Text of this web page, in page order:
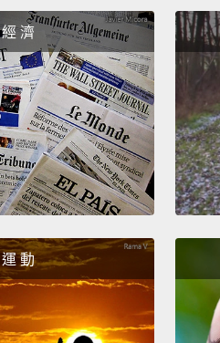
Excuse me. Did did you
不好意思。你需要幫忙嗎？
Um...no, sorry, I was
呃...沒有，不好意思，我在和
Okay.
I'll see you later.
經 濟
運 動